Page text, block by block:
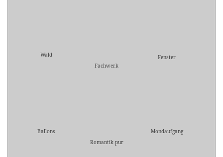
Wald
Fachwerk
Fenster
Ballons
Romantik pur
Mondaufgang